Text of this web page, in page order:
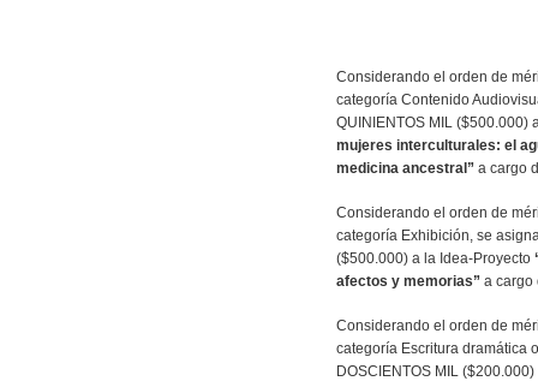
Considerando el orden de
categoría Contenido
QUINIENTOS MIL ($500.000)
mujeres interculturales: el
medicina ancestral” a cargo
Considerando el orden de
categoría Exhibición, se
($500.000) a la Idea-Proyecto
afectos y memorias” a cargo
Considerando el orden de
categoría Escritura dramática
DOSCIENTOS MIL